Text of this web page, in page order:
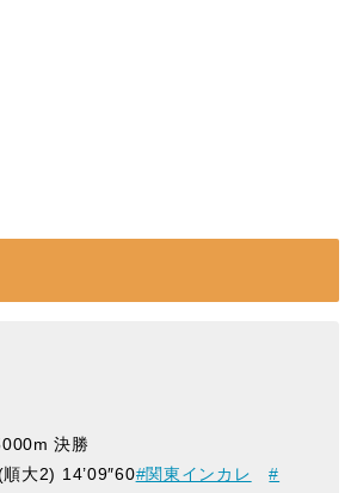
決勝
大2) 14’09″60#関東インカレ
#